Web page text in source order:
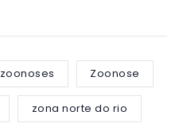
zoonoses Zoonose
zona norte do rio